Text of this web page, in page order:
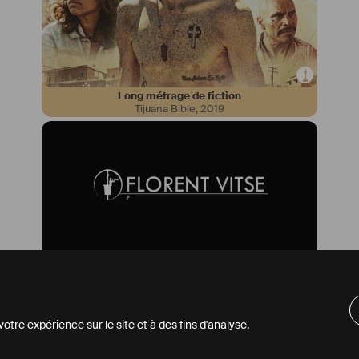
expérience sur le site et à des fins d'analyse.
artistiques.
Long métrage de fiction
Tijuana Bible,2019